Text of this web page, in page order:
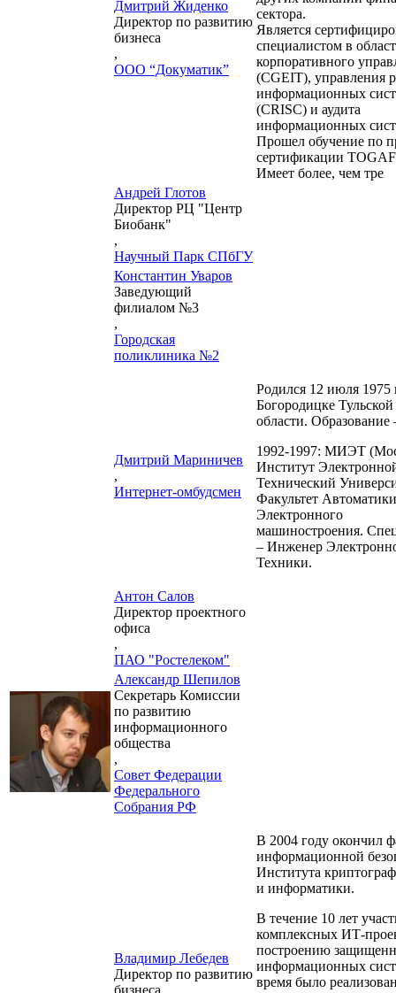
Дмитрий Жиденко
Директор по развитию
бизнеса
,
ООО “Докуматик”
сектора.
Является
специалистом в
корпоративного
(CGEIT), управления
информационных
(CRISC) и аудита
информационных
Прошел обучение по
сертификации TOGAF
Имеет более, чем тре
Андрей Глотов
Директор РЦ "Центр
Биобанк"
,
Научный Парк СПбГУ
Константин Уваров
Заведующий
филиалом №3
,
Городская
поликлиника №2
Дмитрий Мариничев
,
Интернет-омбудсмен
Родился 12 июля 1975
Богородицке Тульской
области.
1992-1997: МИЭТ
Институт
Технический
Факультет
Электронного
машиностроения.
– Инженер
Техники.
Антон Салов
Директор проектного
офиса
,
ПАО "Ростелеком"
Александр Шепилов
Секретарь Комиссии
по развитию
информационного
общества
,
Совет Федерации
Федерального
Собрания РФ
Владимир Лебедев
Директор по развитию
бизнеса
В 2004 году окончил
информационной
Института
и информатики.
В течение 10 лет
комплексных ИТ-
построению
информационных
время было